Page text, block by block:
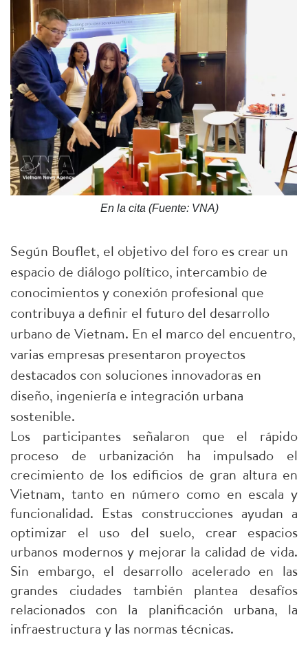
En la cita (Fuente: VNA)
Según Bouflet, el objetivo del foro es crear un
espacio de diálogo político, intercambio de
conocimientos y conexión profesional que
contribuya a definir el futuro del desarrollo
urbano de Vietnam. En el marco del encuentro,
varias empresas presentaron proyectos
destacados con soluciones innovadoras en
diseño, ingeniería e integración urbana
sostenible.
Los participantes señalaron que el rápido
proceso de urbanización ha impulsado el
crecimiento de los edificios de gran altura en
Vietnam, tanto en número como en escala y
funcionalidad. Estas construcciones ayudan a
optimizar el uso del suelo, crear espacios
urbanos modernos y mejorar la calidad de vida.
Sin embargo, el desarrollo acelerado en las
grandes ciudades también plantea desafíos
relacionados con la planificación urbana, la
infraestructura y las normas técnicas.